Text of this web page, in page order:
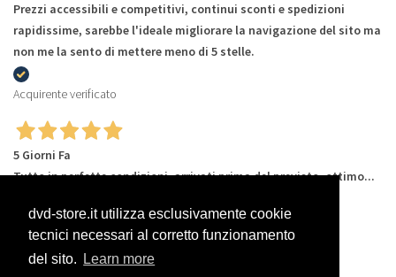
dvd-store.it utilizza esclusivamente cookie
tecnici necessari al corretto funzionamento
del sito.
Learn more
Prezzi accessibili e competitivi, continui sconti e spedizioni
rapidissime, sarebbe l'ideale migliorare la navigazione del sito ma
non me la sento di mettere meno di 5 stelle.
Acquirente verificato
5 Giorni Fa
Tutto in perfette condizioni, arrivati prima del previsto, ottimo...
Acquirente verificato